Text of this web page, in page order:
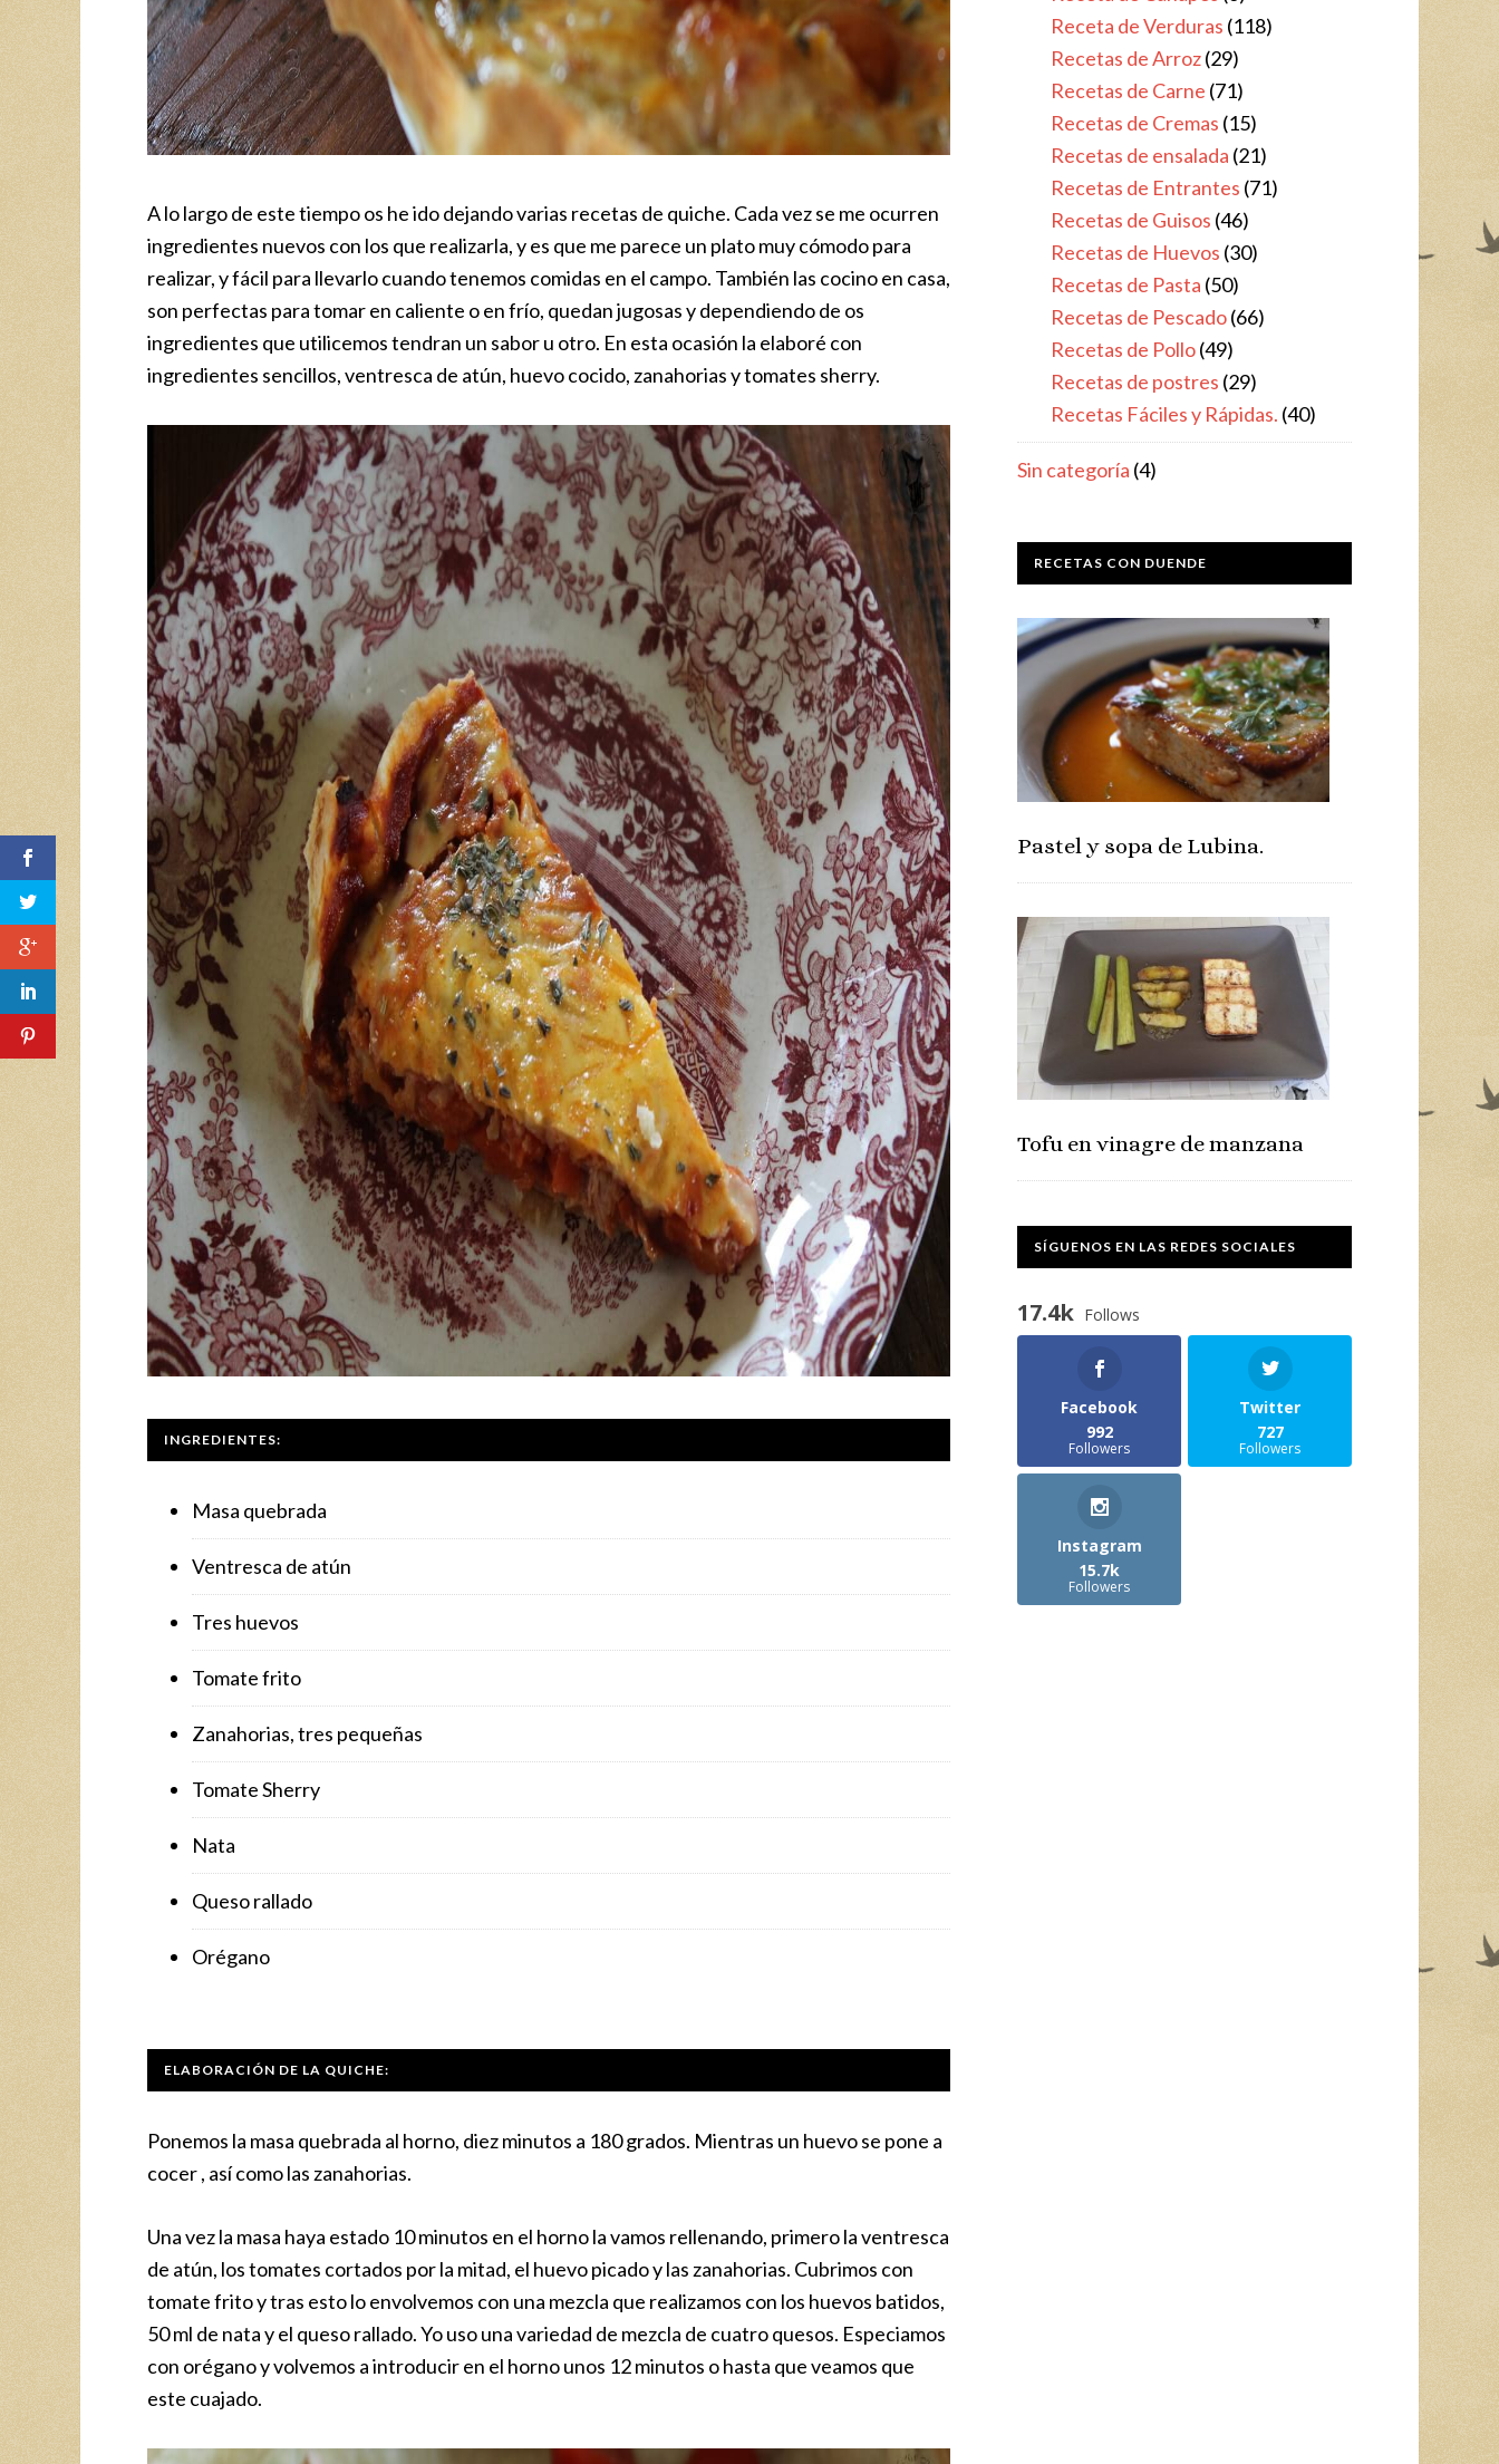
A lo largo de este tiempo os he ido dejando varias recetas de quiche. Cada vez se me ocurren
ingredientes nuevos con los que realizarla, y es que me parece un plato muy cómodo para
realizar, y fácil para llevarlo cuando tenemos comidas en el campo. También las cocino en casa,
son perfectas para tomar en caliente o en frío, quedan jugosas y dependiendo de os
ingredientes que utilicemos tendran un sabor u otro. En esta ocasión la elaboré con
ingredientes sencillos, ventresca de atún, huevo cocido, zanahorias y tomates sherry.
INGREDIENTES:
Masa quebrada
Ventresca de atún
Tres huevos
Tomate frito
Zanahorias, tres pequeñas
Tomate Sherry
Nata
Queso rallado
Orégano
ELABORACIÓN DE LA QUICHE:
Ponemos la masa quebrada al horno, diez minutos a 180 grados. Mientras un huevo se pone a
cocer , así como las zanahorias.
Una vez la masa haya estado 10 minutos en el horno la vamos rellenando, primero la ventresca
de atún, los tomates cortados por la mitad, el huevo picado y las zanahorias. Cubrimos con
tomate frito y tras esto lo envolvemos con una mezcla que realizamos con los huevos batidos,
50 ml de nata y el queso rallado. Yo uso una variedad de mezcla de cuatro quesos. Especiamos
con orégano y volvemos a introducir en el horno unos 12 minutos o hasta que veamos que
este cuajado.
Receta de Verduras (118)
Recetas de Arroz(29)
Recetas de Carne (71)
Recetas de Cremas (15)
Recetas de ensalada (21)
Recetas de Entrantes (71)
Recetas de Guisos (46)
Recetas de Huevos (30)
Recetas de Pasta (50)
Recetas de Pescado(66)
Recetas de Pollo(49)
Recetas de postres (29)
Recetas Fáciles y Rápidas. (40)
Sin categoría (4)
RECETAS CON DUENDE
Pastel y sopa de Lubina.
Tofu en vinagre de manzana
SÍGUENOS EN LAS REDES SOCIALES
17.4k Follows
Facebook
992
Followers
Twitter
727
Followers
Instagram
15.7k
Followers